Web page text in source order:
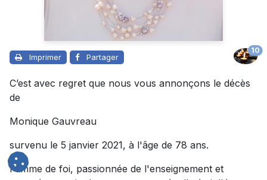
Imprimer Partager
10
C’est avec regret que nous vous annonçons le décès
de
Monique Gauvreau
survenu le 5 janvier 2021, à l'âge de 78 ans.
Femme de foi, passionnée de l'enseignement et